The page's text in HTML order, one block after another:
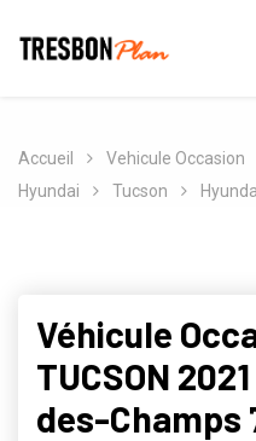
Accueil Vehicule Occasion
Hyundai
Tucson
Véhicule
TUCSON
des-Champs